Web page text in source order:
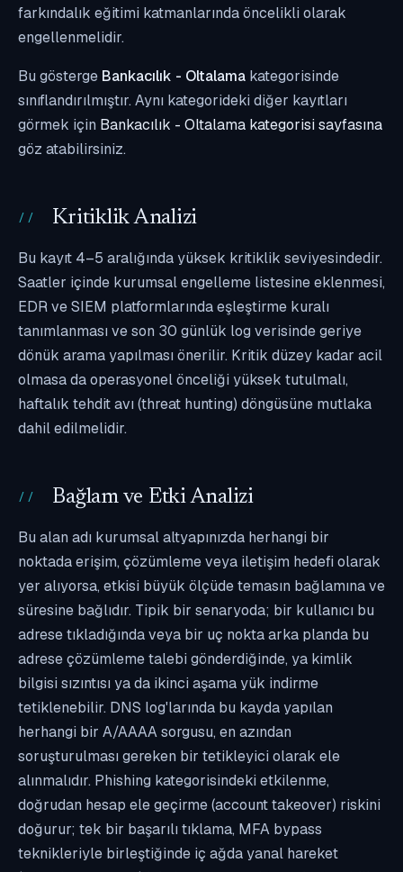
farkındalık eğitimi katmanlarında öncelikli olarak
engellenmelidir.
Bu gösterge Bankacılık - Oltalama kategorisinde
sınıflandırılmıştır. Aynı kategorideki diğer kayıtları
görmek için Bankacılık - Oltalama kategorisi sayfasına
göz atabilirsiniz.
Kritiklik Analizi
Bu kayıt 4–5 aralığında yüksek kritiklik seviyesindedir.
Saatler içinde kurumsal engelleme listesine eklenmesi,
EDR ve SIEM platformlarında eşleştirme kuralı
tanımlanması ve son 30 günlük log verisinde geriye
dönük arama yapılması önerilir. Kritik düzey kadar acil
olmasa da operasyonel önceliği yüksek tutulmalı,
haftalık tehdit avı (threat hunting) döngüsüne mutlaka
dahil edilmelidir.
Bağlam ve Etki Analizi
Bu alan adı kurumsal altyapınızda herhangi bir
noktada erişim, çözümleme veya iletişim hedefi olarak
yer alıyorsa, etkisi büyük ölçüde temasın bağlamına ve
süresine bağlıdır. Tipik bir senaryoda; bir kullanıcı bu
adrese tıkladığında veya bir uç nokta arka planda bu
adrese çözümleme talebi gönderdiğinde, ya kimlik
bilgisi sızıntısı ya da ikinci aşama yük indirme
tetiklenebilir. DNS log'larında bu kayda yapılan
herhangi bir A/AAAA sorgusu, en azından
soruşturulması gereken bir tetikleyici olarak ele
alınmalıdır. Phishing kategorisindeki etkilenme,
doğrudan hesap ele geçirme (account takeover) riskini
doğurur; tek bir başarılı tıklama, MFA bypass
teknikleriyle birleştiğinde iç ağda yanal hareket